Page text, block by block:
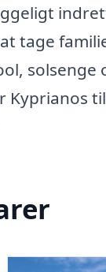
tage
Kyprianos